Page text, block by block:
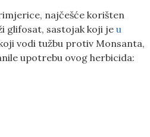
najčešće korišten
glifosat, sastojak koji jeu
vodi tužbu protiv Monsanta,
upotrebu ovog herbicida: